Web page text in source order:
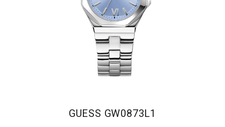
GUESS GW0873L1